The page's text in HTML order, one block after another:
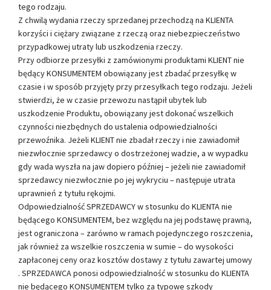
tego rodzaju.
Z chwilą wydania rzeczy sprzedanej przechodzą na KLIENTA
korzyści i ciężary związane z rzeczą oraz niebezpieczeństwo
przypadkowej utraty lub uszkodzenia rzeczy.
Przy odbiorze przesyłki z zamówionymi produktami KLIENT nie
będący KONSUMENTEM obowiązany jest zbadać przesyłkę w
czasie i w sposób przyjęty przy przesyłkach tego rodzaju. Jeżeli
stwierdzi, że w czasie przewozu nastąpił ubytek lub
uszkodzenie Produktu, obowiązany jest dokonać wszelkich
czynności niezbędnych do ustalenia odpowiedzialności
przewoźnika. Jeżeli KLIENT nie zbadał rzeczy i nie zawiadomił
niezwłocznie sprzedawcy o dostrzeżonej wadzie, a w wypadku
gdy wada wyszła na jaw dopiero później – jeżeli nie zawiadomił
sprzedawcy niezwłocznie po jej wykryciu – następuje utrata
uprawnień z tytułu rękojmi.
Odpowiedzialność SPRZEDAWCY w stosunku do KLIENTA nie
będącego KONSUMENTEM, bez względu na jej podstawę prawną,
jest ograniczona – zarówno w ramach pojedynczego roszczenia,
jak również za wszelkie roszczenia w sumie – do wysokości
zapłaconej ceny oraz kosztów dostawy z tytułu zawartej umowy
. SPRZEDAWCA ponosi odpowiedzialność w stosunku do KLIENTA
nie będącego KONSUMENTEM tylko za typowe szkody